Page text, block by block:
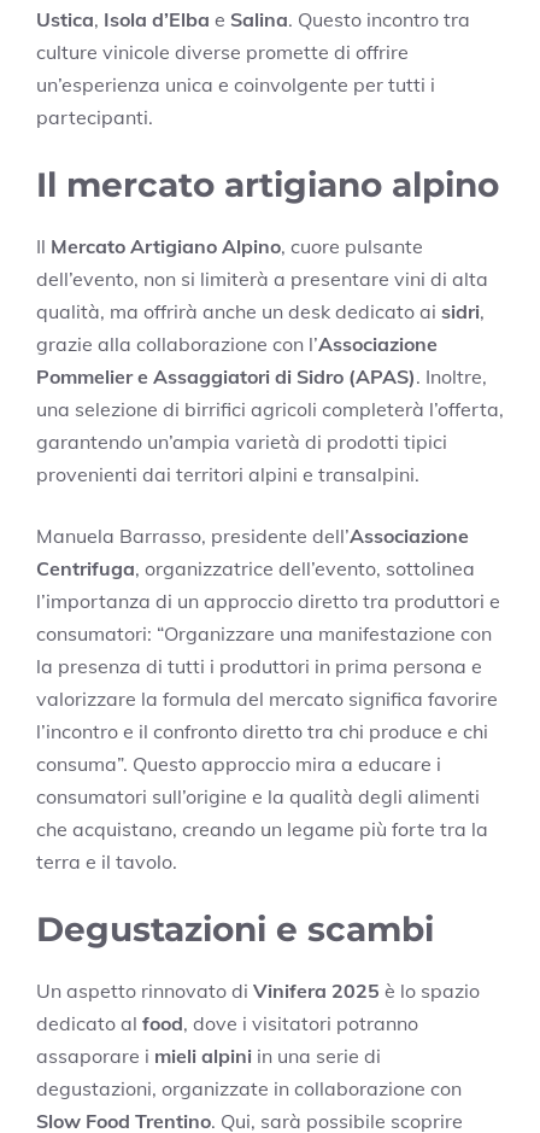
Ustica, Isola d’Elba e Salina. Questo incontro tra
culture vinicole diverse promette di offrire
un’esperienza unica e coinvolgente per tutti i
partecipanti.
Il mercato artigiano alpino
Il Mercato Artigiano Alpino, cuore pulsante
dell’evento, non si limiterà a presentare vini di alta
qualità, ma offrirà anche un desk dedicato ai sidri,
grazie alla collaborazione con l’Associazione
Pommelier e Assaggiatori di Sidro (APAS). Inoltre,
una selezione di birrifici agricoli completerà l’offerta,
garantendo un’ampia varietà di prodotti tipici
provenienti dai territori alpini e transalpini.
Manuela Barrasso, presidente dell’Associazione
Centrifuga, organizzatrice dell’evento, sottolinea
l’importanza di un approccio diretto tra produttori e
consumatori: “Organizzare una manifestazione con
la presenza di tutti i produttori in prima persona e
valorizzare la formula del mercato significa favorire
l’incontro e il confronto diretto tra chi produce e chi
consuma”. Questo approccio mira a educare i
consumatori sull’origine e la qualità degli alimenti
che acquistano, creando un legame più forte tra la
terra e il tavolo.
Degustazioni e scambi
Un aspetto rinnovato di Vinifera 2025 è lo spazio
dedicato al food, dove i visitatori potranno
assaporare i mieli alpini in una serie di
degustazioni, organizzate in collaborazione con
Slow Food Trentino. Qui, sarà possibile scoprire